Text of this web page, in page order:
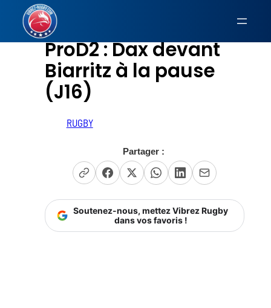
contenu
ProD2 : Dax devant
Biarritz à la pause
(J16)
RUGBY
Partager :
Soutenez-nous, mettez Vibrez Rugby
dans vos favoris !